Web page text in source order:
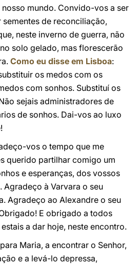
mundo. Convido-vos a ser
sementes de reconciliação,
neste inverno de guerra, não
solo gelado, mas florescerão
Como eu disse em Lisboa:
os medos com os
com sonhos. Substituí os
sejais administradores de
de sonhos. Dai-vos ao luxo
vos o tempo que me
querido partilhar comigo um
e esperanças, dos vossos
Agradeço à Varvara o seu
Agradeço ao Alexandre o seu
E obrigado a todos
a dar hoje, neste encontro.
Maria, a encontrar o Senhor,
e a levá-lo depressa,